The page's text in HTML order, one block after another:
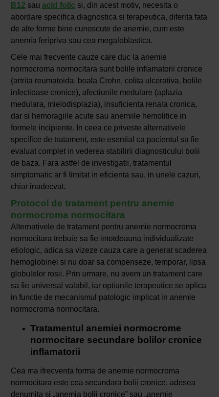
B12 sau acid folic si, din acest motiv, necesita o
abordare specifica diagnostica si terapeutica, diferita fata
de alte forme bine cunoscute de anemie, cum este
anemia feripriva sau cea megaloblastica.
Cele mai frecvente cauze care duc la anemie
normocroma normocitara sunt bolile inflamatorii cronice
(artrita reumatoida, boala Crohn, colita ulcerativa, bolile
infectioase cronice), afectiunile medulare (aplazia
medulara, mielodisplazia), insuficienta renala cronica,
dar si hemoragiile acute sau anemiile hemolitice in
formele incipiente. In ceea ce priveste alternativele
specifice de tratament, este esential ca pacientul sa fie
evaluat complet in vederea stabilirii diagnosticului bolii
de baza. Fara astfel de investigatii, tratamentul
simptomatic ar fi limitat in eficienta sau, in unele cazuri,
chiar inadecvat.
Protocol de tratament pentru anemie
normocroma normocitara
Alternativele de tratament pentru anemie normocroma
normocitara trebuie sa fie intotdeauna individualizate
etiologic, adica sa vizeze cauza care a generat scaderea
hemoglobinei si nu doar sa compenseze, temporar, lipsa
globulelor rosii. Prin urmare, nu avem un tratament care
sa fie universal valabil, iar optiunile terapeutice se aplica
in functie de mecanismul patologic implicat in anemie
normocroma normocitara.
Tratamentul anemiei normocrome
normocitare secundare bolilor cronice
inflamatorii
Cea ma ifrecventa forma de anemie normocroma
normocitara este cea secundara bolii cronice, adesea
denumita si „anemia bolii cronice” sau „anemie